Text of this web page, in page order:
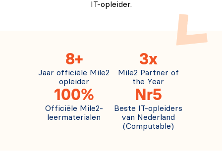
IT-opleider.
8+
Jaar officiële Mile2
opleider
3x
Mile2 Partner of
the Year
100%
Officiële Mile2-
leermaterialen
Nr5
Beste IT-opleiders
van Nederland
(Computable)